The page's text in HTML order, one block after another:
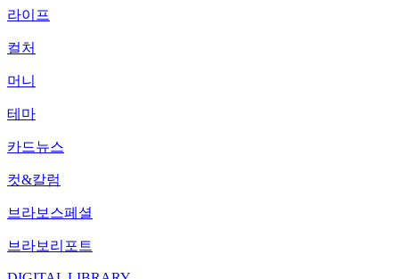
라이프
컬처
머니
테마
카드뉴스
컷&칼럼
브라보스페셜
브라보리포트